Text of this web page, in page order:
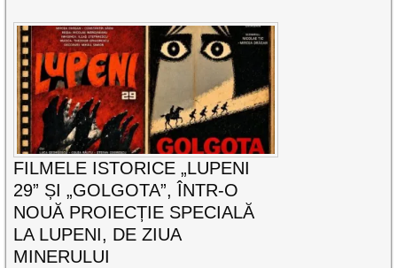
FILMELE ISTORICE „LUPENI
29” ȘI „GOLGOTA”, ÎNTR-O
NOUĂ PROIECȚIE SPECIALĂ
LA LUPENI, DE ZIUA
MINERULUI